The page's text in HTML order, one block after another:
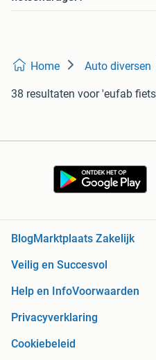
Home Auto diversen
38 resultaten voor 'eufab
Blog Marktplaats Zakelijk
Veilig en Succesvol
Help en InfoVoorwaarden
Privacyverklaring
Cookiebeleid